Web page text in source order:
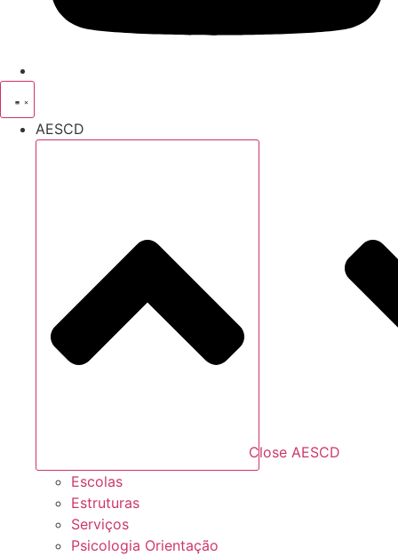
AESCD
Close AESCD
Escolas
Estruturas
Serviços
Psicologia Orientação